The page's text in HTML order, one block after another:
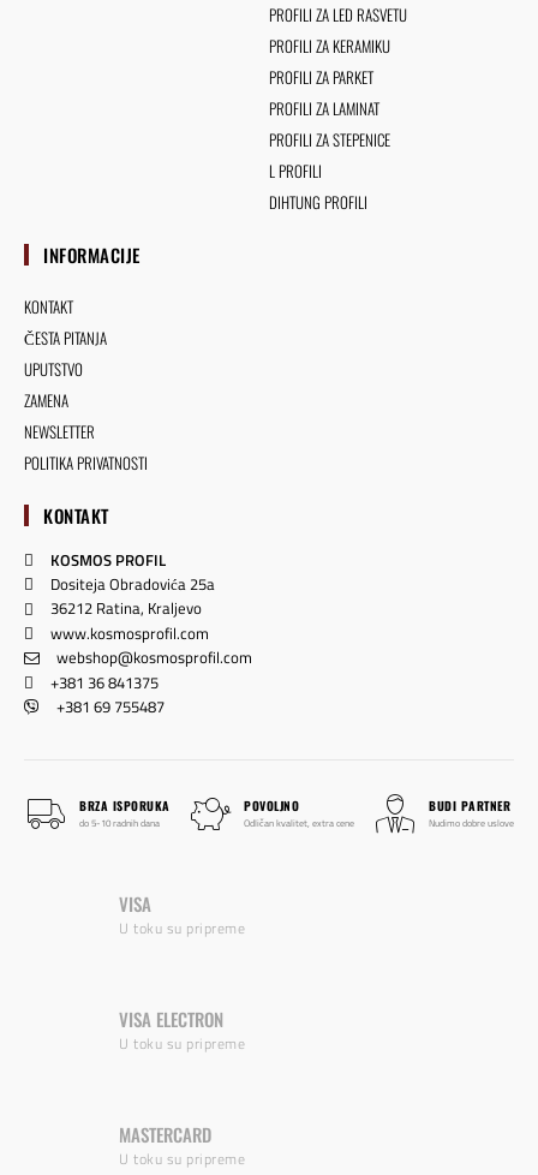
PROFILI ZA LED RASVETU
PROFILI ZA KERAMIKU
PROFILI ZA PARKET
PROFILI ZA LAMINAT
PROFILI ZA STEPENICE
L PROFILI
DIHTUNG PROFILI
INFORMACIJE
KONTAKT
ČESTA PITANJA
UPUTSTVO
ZAMENA
NEWSLETTER
POLITIKA PRIVATNOSTI
KONTAKT
KOSMOS PROFIL
Dositeja Obradovića 25a
36212 Ratina, Kraljevo
www.kosmosprofil.com
webshop@kosmosprofil.com
+381 36 841375
+381 69 755487
BRZA ISPORUKA
do 5-10 radnih dana
POVOLJNO
Odličan kvalitet, extra cene
BUDI PARTNER
Nudimo dobre uslove
VISA
U toku su pripreme
VISA ELECTRON
U toku su pripreme
MASTERCARD
U toku su pripreme